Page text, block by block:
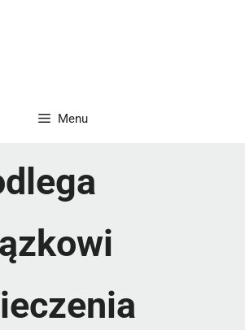
Menu